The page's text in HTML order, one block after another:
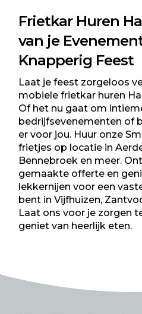
Frietkar Huren
van je
Knapperig Feest
Laat je feest zorgeloos
mobiele frietkar huren
Of het nu gaat om
bedrijfsevenementen of
er voor jou. Huur onze
frietjes op locatie in
Bennebroek en meer.
gemaakte offerte en
lekkernijen voor een
bent in Vijfhuizen,
Laat ons voor je zorgen
geniet van heerlijk eten.